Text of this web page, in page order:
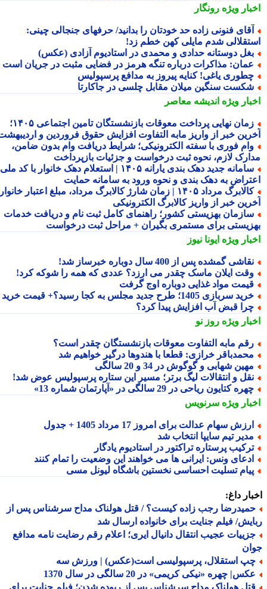
ویژهرونگار
فنونی زاده حد خودتان را بدانید/ حرفهای جنجالی چینی:
شدم مایلی کهن خطم زد!
دوستانه حدادی و محمدی در استادیوم آزادی (عکس)
مذاکرات درباره تنگه هرمز در فضایی مثبت در جریان است
یاغی! کنایه پیروز به مدافع پرسپولیس
سنگین میلان مقابل چلسی در جاکارتا
ویژهاندیشه معاصر
زمان نهایی پرداخت معوقات بازنشستگان تامین اجتماعی ۱۴۰۵؛
خبر از واریز مابه التفاوت افزایش حقوق فروردین و اردیبهشت
فوری با سفته الکترونیکی؛ شرایط دریافت وام بدون ضامن،
لازم، نحوه ثبت درخواست و جزئیات بازپرداخت
سامانه جدید دهک بندی یارانه ۱۴۰۵ | استعلام دهک خانوار با کد ملی،
به دهک بندی و نحوه ورود به سامانه حمایت
کالابرگ مرداد ۱۴۰۵ | زمان شارژ کالابرگ مرداد، مبلغ اعتبار خانوار و
خبر از واریز کالابرگ الکترونیکی
بهزیستی کشور؛ راهنمای کامل ثبت نام و دریافت خدمات
برای مستمری بگیران + مراحل ثبت درخواست
ویژهایونا نیوز
گمشده پس از 400 سال دوباره خبرساز شد!
ایلان ماسک چقدر می ارزد؟ عددی که همه را شوکه کرد!
مواد غذایی دوباره اوج گرفت
سربازی 1405؛ طرح جدید مجلس به کجا رسید؟+ قیمت خرید
قبض آب افزایش پیدا کرد؟
ویژهروز نو
مابه التفاوت معوقات بازنشستگان چقدر است؟
خرازی: قطعا با هندوها درگیر خواهیم شد
شهابی و گوگوش در 34 و 20 سالگی
و انتقالات لیگ برتر؛ مسیر این ستاره پرسپولیس عوض شد!
کتایون ریاحی در 29 سالگی در «آپارتمان شماره 13»
ویژهسرنویس
سهام عدالت برای امروز 17 مرداد 1405 + جدول
تیم سایپا انتخاب شد
پرستاره تراکتور در استادیوم یادگار
ونس: ایرانی ها می خواهند این وضعیت را تمام کنند
تسلیت احساسی نخستین باشگاه لیونل مسی
داغ:
رجب زاده کیست؟ / قتل هولناک مداح سرشناس پس از
فیلم جنایت برای خانواده ارسال شد
عجیب انتقال دانیال ایری؛ اعلام رقم رضایت نامه مدافع
استقلال، پرسپولیسی است(عکس) | ورزش سه
چهره «نیکی کریمی» در 20 سالگی در سال 1370